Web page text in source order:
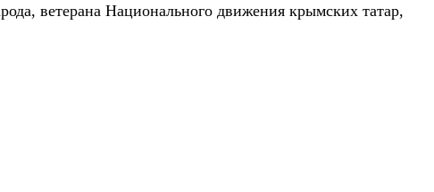
ветерана Национального движения крымских татар,